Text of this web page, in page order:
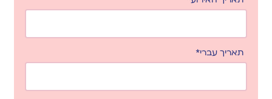
תאריך עברי*